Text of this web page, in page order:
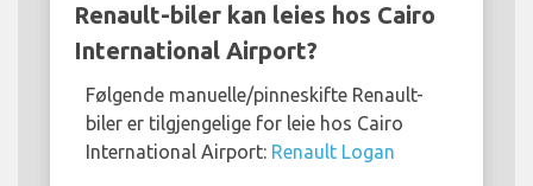
Renault-biler kan leies hos Cairo
International Airport?
Følgende manuelle/pinneskifte Renault-
biler er tilgjengelige for leie hos Cairo
International Airport: Renault Logan